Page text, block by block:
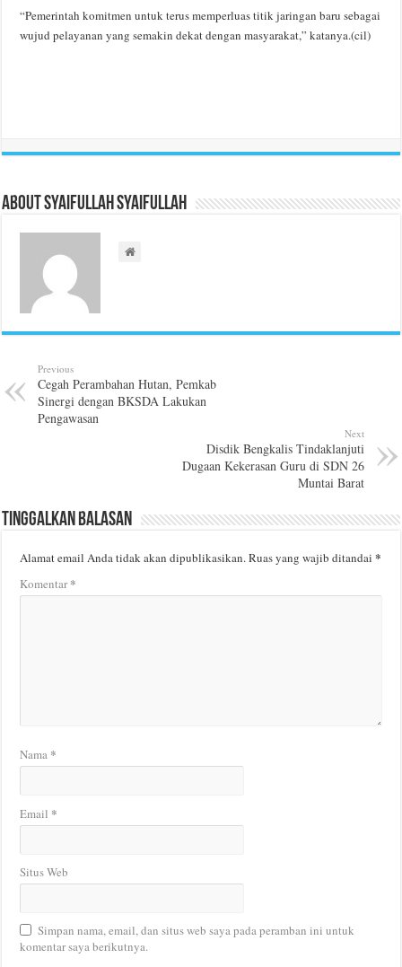
“Pemerintah komitmen untuk terus memperluas titik jaringan baru sebagai
wujud pelayanan yang semakin dekat dengan masyarakat,” katanya.(cil)
About Syaifullah Syaifullah
Previous
Cegah Perambahan Hutan, Pemkab
Sinergi dengan BKSDA Lakukan
Pengawasan
Next
Disdik Bengkalis Tindaklanjuti
Dugaan Kekerasan Guru di SDN 26
Muntai Barat
Tinggalkan Balasan
Alamat email Anda tidak akan dipublikasikan.Ruas yang wajib ditandai*
Komentar*
Nama *
Email *
Situs Web
Simpan nama, email, dan situs web saya pada peramban ini untuk
komentar saya berikutnya.